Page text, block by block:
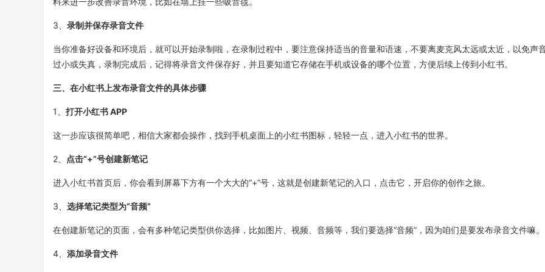
3、 录制并保存录音文件
当你准备好设备和环境后，就可以开始录制啦，在录制过程中，要注意保持适当的音量和语速，不要离麦克风太远或太近，以免声
过小或失真，录制完成后，记得将录音文件保存好，并且要知道它存储在手机或设备的哪个位置，方便后续上传到小红书。
三、在小红书上发布录音文件的具体步骤
1、 打开小红书 APP
这一步应该很简单吧，相信大家都会操作，找到手机桌面上的小红书图标，轻轻一点，进入小红书的世界。
2、 点击“+”号创建新笔记
进入小红书首页后，你会看到屏幕下方有一个大大的“+”号，这就是创建新笔记的入口，点击它，开启你的创作之旅。
3、 选择笔记类型为“音频”
在创建新笔记的页面，会有多种笔记类型供你选择，比如图片、视频、音频等，我们要选择“音频”，因为咱们是要发布录音文件嘛。
4、 添加录音文件